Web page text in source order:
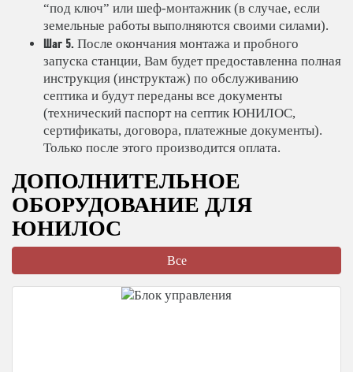
“под ключ” или шеф-монтажник (в случае, если
земельные работы выполняются своими силами).
Шаг 5. После окончания монтажа и пробного
запуска станции, Вам будет предоставленна полная
инструкция (инструктаж) по обслуживанию
септика и будут переданы все документы
(технический паспорт на септик ЮНИЛОС,
сертификаты, договора, платежные документы).
Только после этого производится оплата.
ДОПОЛНИТЕЛЬНОЕ
ОБОРУДОВАНИЕ ДЛЯ
ЮНИЛОС
Все